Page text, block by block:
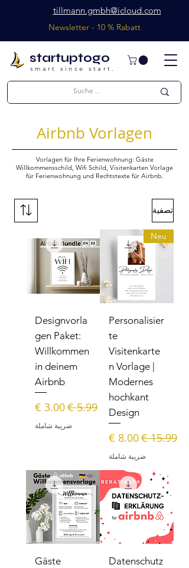
startuptogo
smart since start.
tillmann.gmbh@icloud.com
Newsletter - 10 % Rabatt
Airbnb Vorlagen
Vorlagen für Ihre Ferienwohnung: Gäste
Willkommensschild, Wifi Schild, Visitenkarten Vorlage
für Ferienwohnung und Rechtstexte für Airbnb.
تصفية
Neu
Personalisier
te
Visitenkarte
n Vorlage |
Modernes
hochkant
Design
سعر عاديسعر البيع
ضريبة شاملة
Designvorla
gen Paket:
Willkommen
in deinem
Airbnb
سعر عاديسعر البيع
ضريبة شاملة
Datenschutz
Gäste